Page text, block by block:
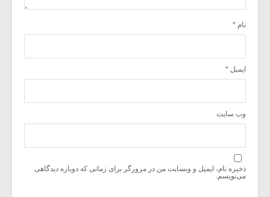
نام *
ایمیل *
وب‌ سایت
ذخیره نام، ایمیل و وبسایت من در مرورگر برای زمانی که دوباره دیدگاهی
می‌نویسم.